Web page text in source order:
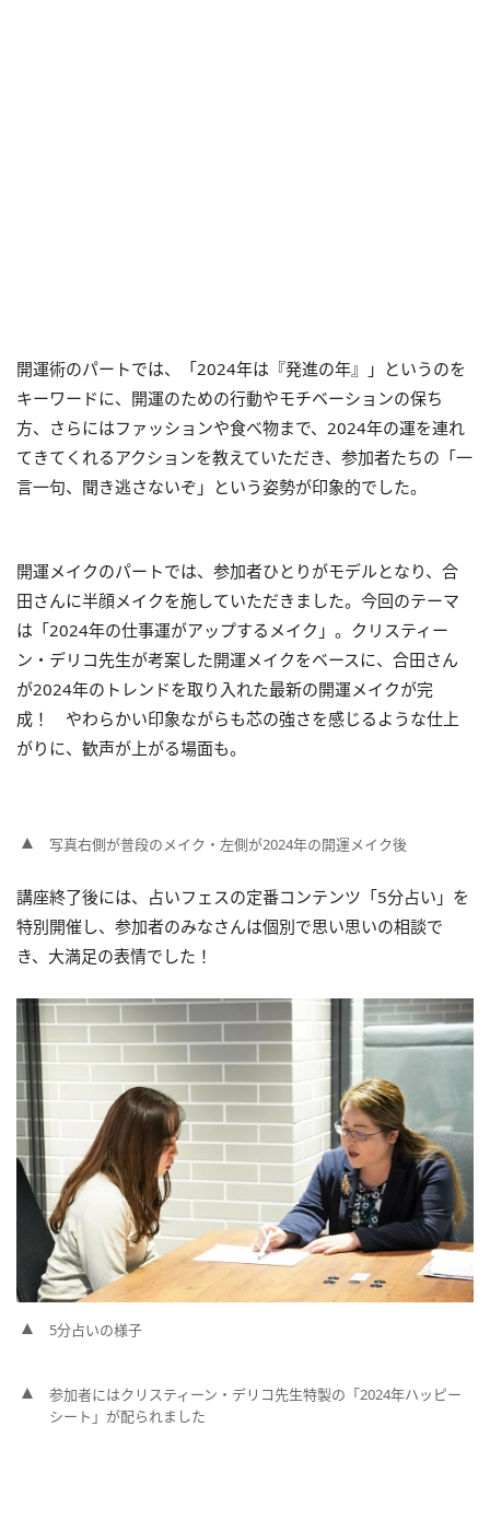
開運術のパートでは、「2024年は『発進の年』」というのを
キーワードに、開運のための行動やモチベーションの保ち
方、さらにはファッションや食べ物まで、2024年の運を連れ
てきてくれるアクションを教えていただき、参加者たちの「一
言一句、聞き逃さないぞ」という姿勢が印象的でした。
開運メイクのパートでは、参加者ひとりがモデルとなり、合
田さんに半顔メイクを施していただきました。今回のテーマ
は「2024年の仕事運がアップするメイク」。クリスティー
ン・デリコ先生が考案した開運メイクをベースに、合田さん
が2024年のトレンドを取り入れた最新の開運メイクが完
成！ やわらかい印象ながらも芯の強さを感じるような仕上
がりに、歓声が上がる場面も。
写真右側が普段のメイク・左側が2024年の開運メイク後
講座終了後には、占いフェスの定番コンテンツ「5分占い」を
特別開催し、参加者のみなさんは個別で思い思いの相談で
き、大満足の表情でした！
5分占いの様子
参加者にはクリスティーン・デリコ先生特製の「2024年ハッピー
シート」が配られました